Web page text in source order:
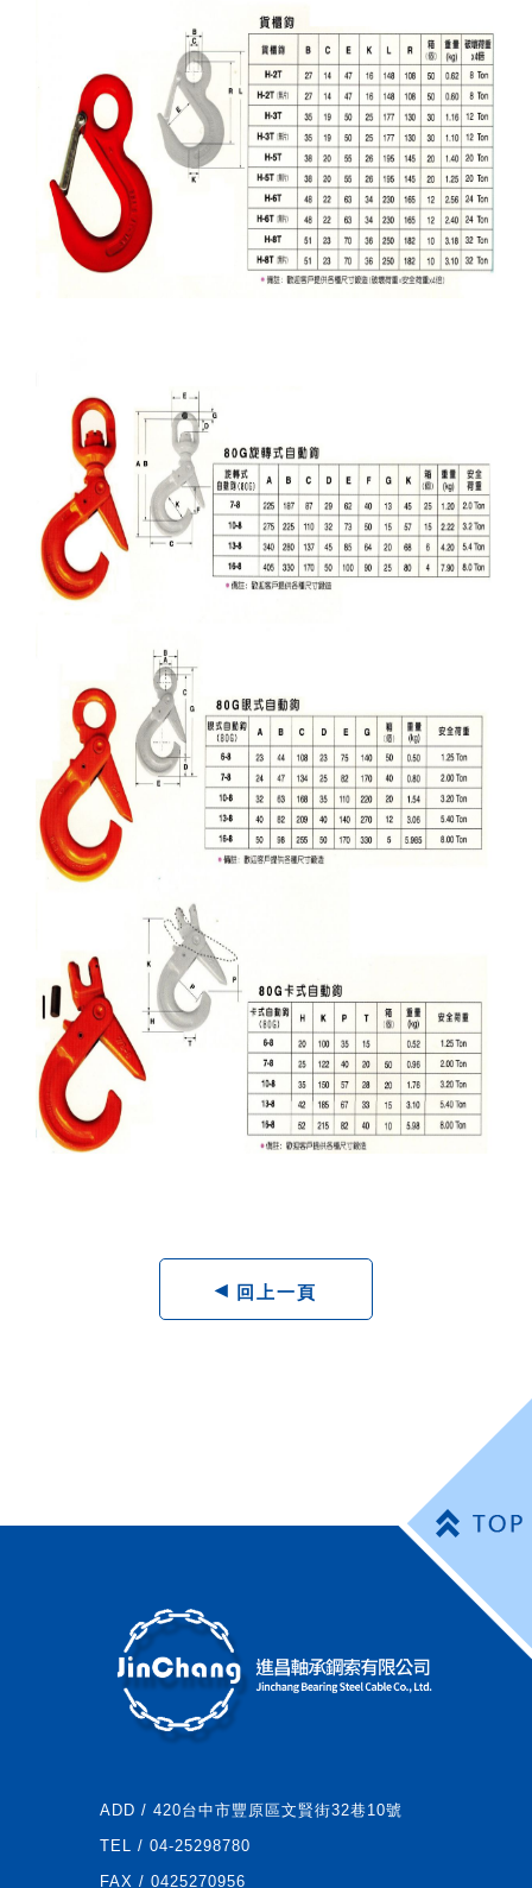
◂ 回上一頁
ADD / 420台中市豐原區文賢街32巷10號
TEL / 04-25298780
FAX / 0425270956